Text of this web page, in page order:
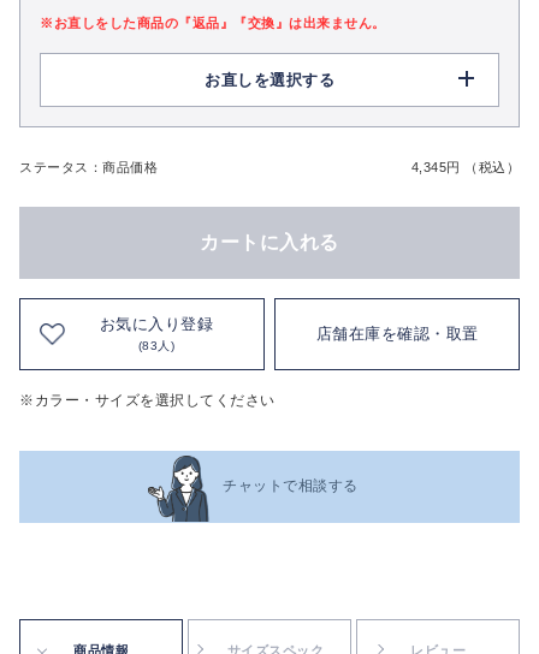
※お直しをした商品の『返品』『交換』は出来ません。
お直しを選択する
ステータス：商品価格 4,345円 （税込）
カートに入れる
お気に入り登録
(83人)
店舗在庫を確認・取置
※カラー・サイズを選択してください
チャットで相談する
商品情報 サイズスペック レビュー